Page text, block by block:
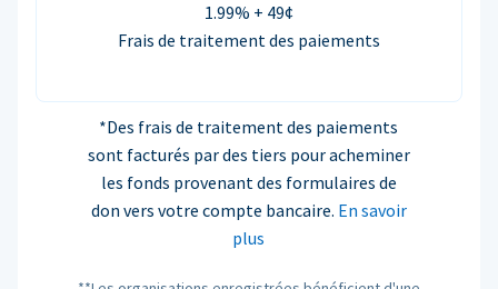
1.99% + 49¢
Frais de traitement des paiements
*Des frais de traitement des paiements
sont facturés par des tiers pour acheminer
les fonds provenant des formulaires de
don vers votre compte bancaire. En savoir
plus